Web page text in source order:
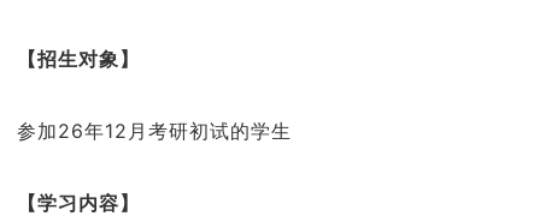
【招生对象】
参加26年12月考研初试的学生
【学习内容】